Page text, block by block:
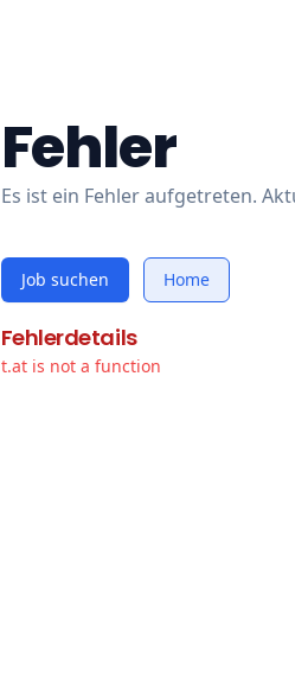
Fehler
Es ist ein Fehler aufgetreten.
Job suchen Home
Fehlerdetails
t.at is not a function